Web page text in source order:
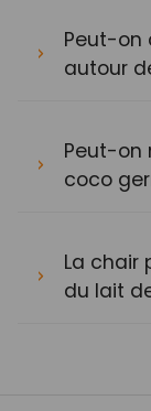
Peut-on
autour
Peut-on
coco
La chair
du lait